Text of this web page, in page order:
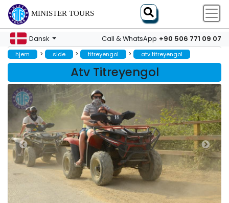
MINISTER TOURS
Dansk Call & WhatsApp +90 506 771 09 07
hjem > side > titreyengol > atv titreyengol
Atv Titreyengol